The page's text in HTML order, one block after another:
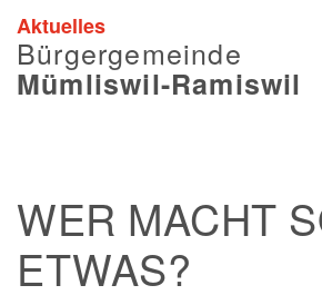
Aktuelles
Bürgergemeinde
Mümliswil-Ramiswil
WER MACHT
ETWAS?